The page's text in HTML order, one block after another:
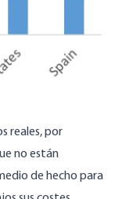
reales, por
no están
de hecho para